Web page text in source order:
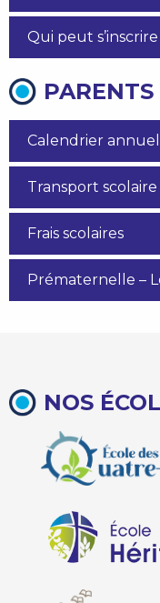
Qui peut
PARENTS
Calendrier annuel
Transport scolaire
Frais scolaires
Prématernelle –
NOS